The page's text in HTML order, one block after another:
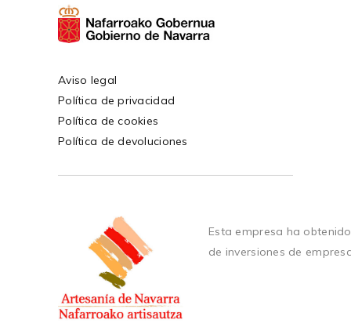
Aviso legal
Política de privacidad
Política de cookies
Política de devoluciones
Esta empresa ha
de inversiones de